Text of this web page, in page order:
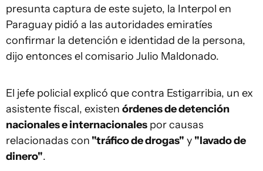
presunta captura de este sujeto, la Interpol en
Paraguay pidió a las autoridades emiratíes
confirmar la detención e identidad de la persona,
dijo entonces el comisario Julio Maldonado.
El jefe policial explicó que contra Estigarribia, un ex
asistente fiscal, existen órdenes de detención
nacionales e internacionales por causas
relacionadas con "tráfico de drogas" y "lavado de
dinero".